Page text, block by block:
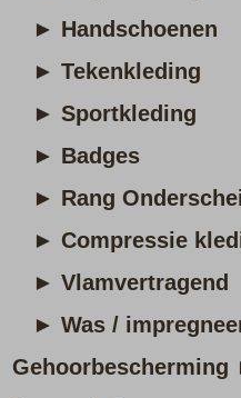
► Handschoenen
► Tekenkleding
► Sportkleding
► Badges
► Rang
► Compressie
► Vlamvertragend
► Was /
Gehoorbescherming